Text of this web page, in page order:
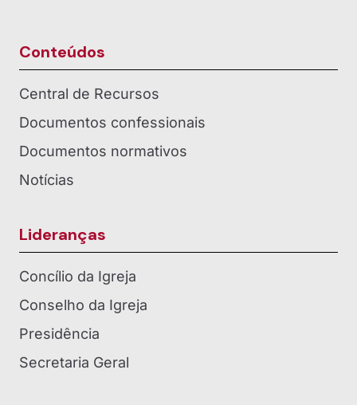
Conteúdos
Central de Recursos
Documentos confessionais
Documentos normativos
Notícias
Lideranças
Concílio da Igreja
Conselho da Igreja
Presidência
Secretaria Geral